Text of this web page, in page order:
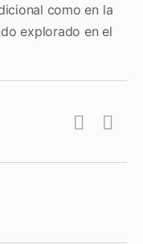
como en la
explorado en el